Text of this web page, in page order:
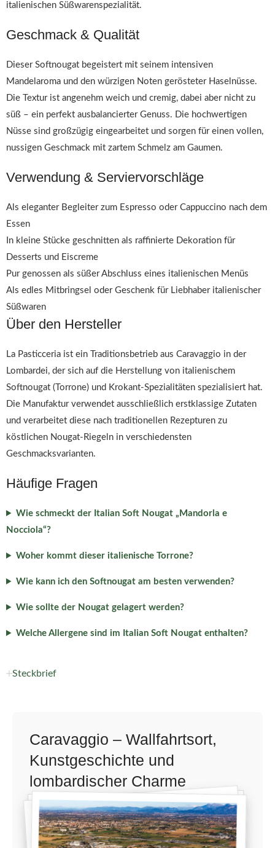
italienischen Süßwarenspezialität.
Geschmack & Qualität
Dieser Softnougat begeistert mit seinem intensiven
Mandelaroma und den würzigen Noten gerösteter Haselnüsse.
Die Textur ist angenehm weich und cremig, dabei aber nicht zu
süß – ein perfekt ausbalancierter Genuss. Die hochwertigen
Nüsse sind großzügig eingearbeitet und sorgen für einen vollen,
nussigen Geschmack mit zartem Schmelz am Gaumen.
Verwendung & Serviervorschläge
Als eleganter Begleiter zum Espresso oder Cappuccino nach dem
Essen
In kleine Stücke geschnitten als raffinierte Dekoration für
Desserts und Eiscreme
Pur genossen als süßer Abschluss eines italienischen Menüs
Als edles Mitbringsel oder Geschenk für Liebhaber italienischer
Süßwaren
Über den Hersteller
La Pasticceria ist ein Traditionsbetrieb aus Caravaggio in der
Lombardei, der sich auf die Herstellung von italienischem
Softnougat (Torrone) und Krokant-Spezialitäten spezialisiert hat.
Die Manufaktur verwendet ausschließlich erstklassige Zutaten
und verarbeitet diese nach traditionellen Rezepturen zu
köstlichen Nougat-Riegeln in verschiedensten
Geschmacksvarianten.
Häufige Fragen
Wie schmeckt der Italian Soft Nougat „Mandorla e
Nocciola“?
Woher kommt dieser italienische Torrone?
Wie kann ich den Softnougat am besten verwenden?
Wie sollte der Nougat gelagert werden?
Welche Allergene sind im Italian Soft Nougat enthalten?
Steckbrief
Caravaggio – Wallfahrtsort,
Kunstgeschichte und
lombardischer Charme